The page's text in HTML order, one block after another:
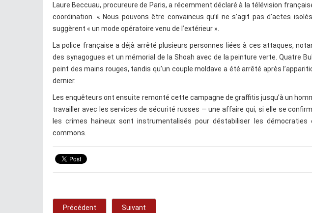
Laure Beccuau, procureure de Paris, a récemment déclaré à la télévision
coordination. « Nous pouvons être convaincus qu’il ne s’agit pas d’actes
suggèrent « un mode opératoire venu de l’extérieur ».
La police française a déjà arrêté plusieurs personnes liées à ces attaques,
des synagogues et un mémorial de la Shoah avec de la peinture verte. Quatre
peint des mains rouges, tandis qu’un couple moldave a été arrêté après
dernier.
Les enquêteurs ont ensuite remonté cette campagne de graffitis jusqu’à un
travailler avec les services de sécurité russes — une affaire qui, si elle se
les crimes haineux sont instrumentalisés pour déstabiliser les démocraties
commons.
Précédent Suivant